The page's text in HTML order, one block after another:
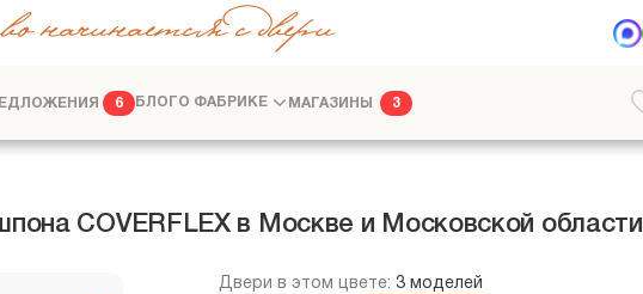
начинается с двери
6 БЛОГО ФАБРИКЕ
МАГАЗИНЫ 3
COVERFLEX в Москве и Московской области
Двери в этом цвете: 3 моделей